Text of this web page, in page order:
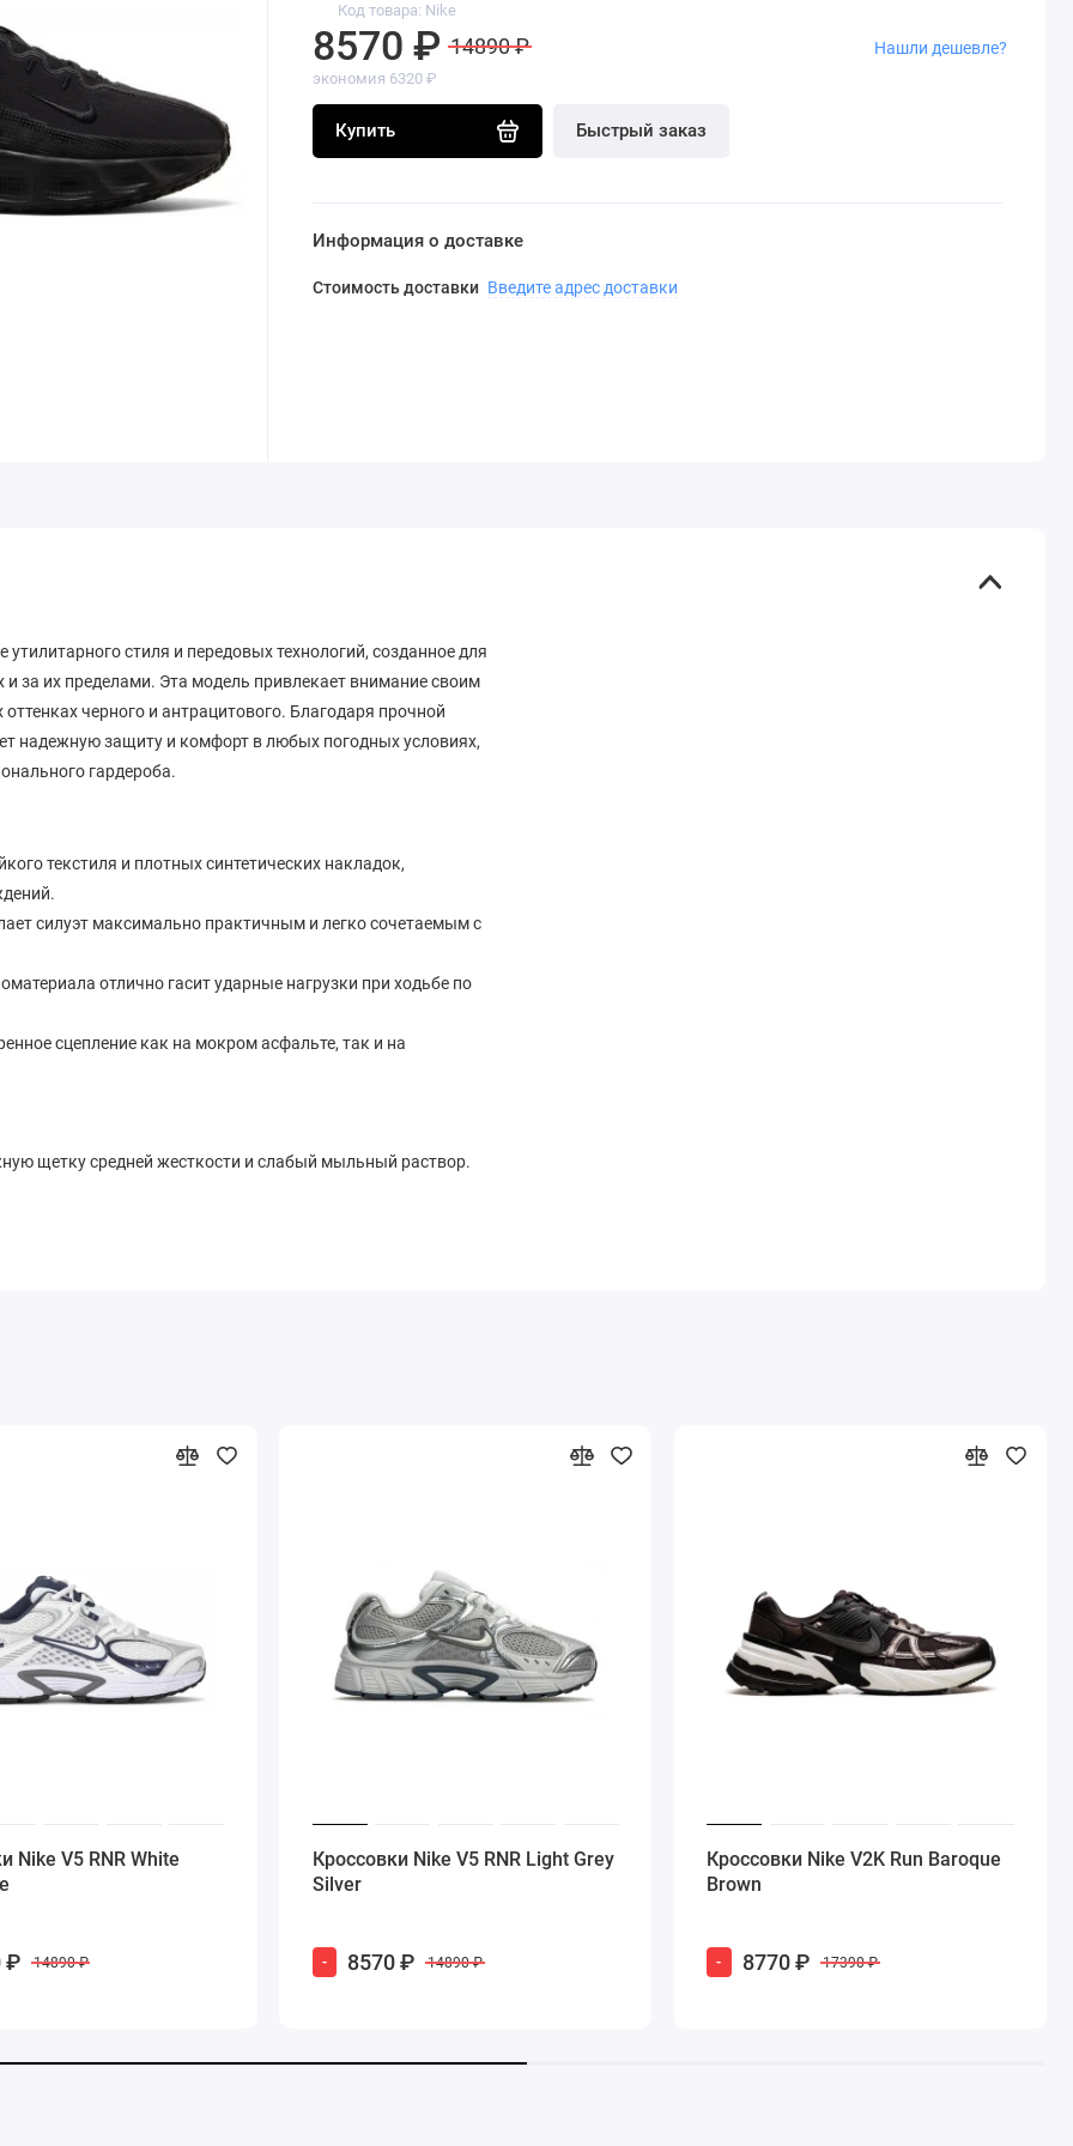
Код товара: Nike
8570 ₽ 14890 ₽
экономия 6320 ₽
Купить Быстрый заказ
Нашли дешевле?
Информация о доставке
Стоимость доставки Введите адрес доставки
стиля и передовых технологий, созданное для
и за их пределами. Эта модель привлекает внимание своим
черного и антрацитового. Благодаря прочной
надежную защиту и комфорт в любых погодных условиях,
гардероба.
текстиля и плотных синтетических накладок,
силуэт максимально практичным и легко сочетаемым с
отлично гасит ударные нагрузки при ходьбе по
сцепление как на мокром асфальте, так и на
щетку средней жесткости и слабый мыльный раствор.
Nike V5 RNR White
₽ 14890 ₽
Кроссовки Nike V5 RNR Light Grey
Silver
- 8570 ₽ 14890 ₽
Кроссовки Nike V2K Run Baroque
Brown
- 8770 ₽ 17390 ₽